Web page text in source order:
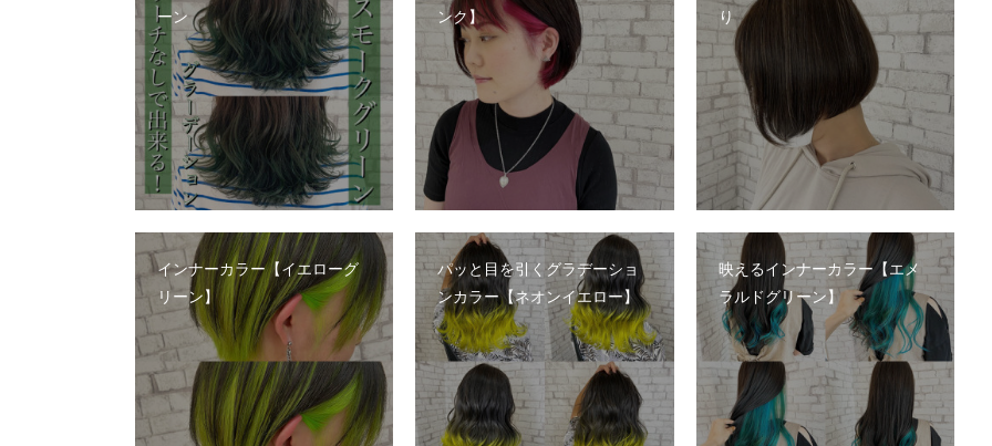
ーン
ンク】
り
インナーカラー【イエローグ
リーン】
パッと目を引くグラデーショ
ンカラー【ネオンイエロー】
映えるインナーカラー【エメ
ラルドグリーン】